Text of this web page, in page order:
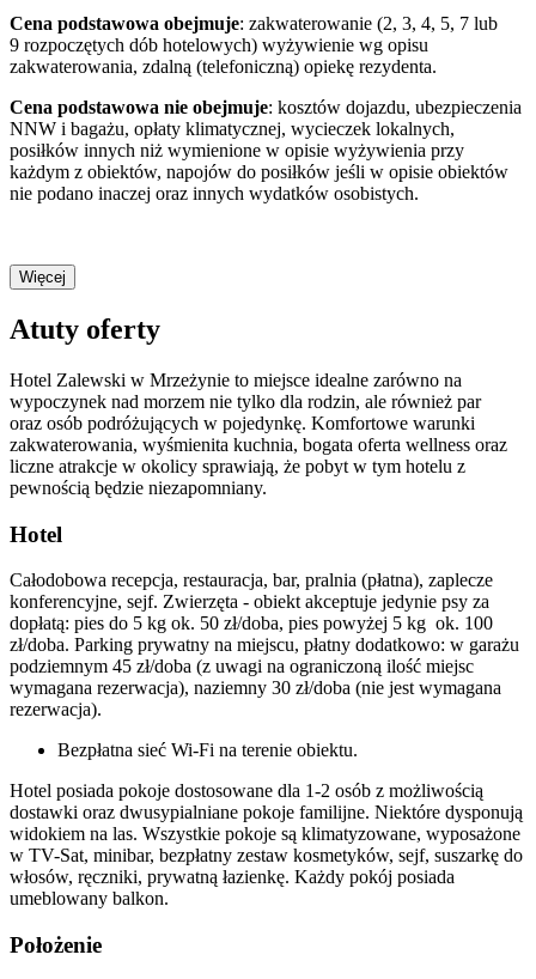
Cena podstawowa obejmuje: zakwaterowanie (2, 3, 4, 5, 7 lub
9 rozpoczętych dób hotelowych) wyżywienie wg opisu
zakwaterowania, zdalną (telefoniczną) opiekę rezydenta.
Cena podstawowa nie obejmuje: kosztów dojazdu, ubezpieczenia
NNW i bagażu, opłaty klimatycznej, wycieczek lokalnych,
posiłków innych niż wymienione w opisie wyżywienia przy
każdym z obiektów, napojów do posiłków jeśli w opisie obiektów
nie podano inaczej oraz innych wydatków osobistych.
Więcej
Atuty oferty
Hotel Zalewski w Mrzeżynie to miejsce idealne zarówno na
wypoczynek nad morzem nie tylko dla rodzin, ale również par
oraz osób podróżujących w pojedynkę. Komfortowe warunki
zakwaterowania, wyśmienita kuchnia, bogata oferta wellness oraz
liczne atrakcje w okolicy sprawiają, że pobyt w tym hotelu z
pewnością będzie niezapomniany.
Hotel
Całodobowa recepcja, restauracja, bar, pralnia (płatna), zaplecze
konferencyjne, sejf. Zwierzęta - obiekt akceptuje jedynie psy za
dopłatą: pies do 5 kg ok. 50 zł/doba, pies powyżej 5 kg ok. 100
zł/doba. Parking prywatny na miejscu, płatny dodatkowo: w garażu
podziemnym 45 zł/doba (z uwagi na ograniczoną ilość miejsc
wymagana rezerwacja), naziemny 30 zł/doba (nie jest wymagana
rezerwacja).
Bezpłatna sieć Wi-Fi na terenie obiektu.
Hotel posiada pokoje dostosowane dla 1-2 osób z możliwością
dostawki oraz dwusypialniane pokoje familijne. Niektóre dysponują
widokiem na las. Wszystkie pokoje są klimatyzowane, wyposażone
w TV-Sat, minibar, bezpłatny zestaw kosmetyków, sejf, suszarkę do
włosów, ręczniki, prywatną łazienkę. Każdy pokój posiada
umeblowany balkon.
Położenie